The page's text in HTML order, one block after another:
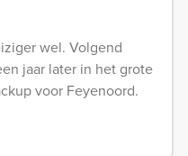
wel. Volgend
jaar later in het grote
voor Feyenoord.